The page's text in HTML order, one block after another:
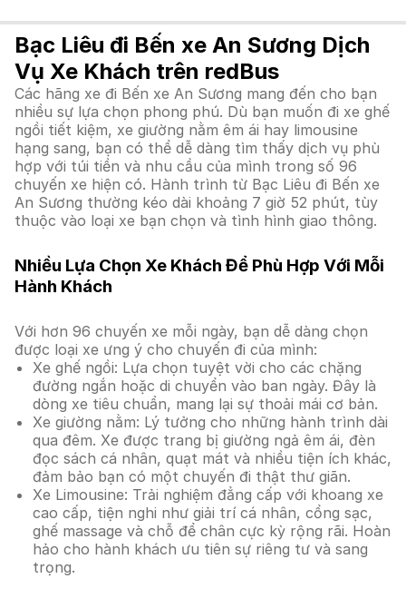
Bạc Liêu đi Bến xe An Sương Dịch
Vụ Xe Khách trên redBus
Các hãng xe đi Bến xe An Sương mang đến cho bạn
nhiều sự lựa chọn phong phú. Dù bạn muốn đi xe ghế
ngồi tiết kiệm, xe giường nằm êm ái hay limousine
hạng sang, bạn có thể dễ dàng tìm thấy dịch vụ phù
hợp với túi tiền và nhu cầu của mình trong số 96
chuyến xe hiện có. Hành trình từ Bạc Liêu đi Bến xe
An Sương thường kéo dài khoảng 7 giờ 52 phút, tùy
thuộc vào loại xe bạn chọn và tình hình giao thông.
Nhiều Lựa Chọn Xe Khách Để Phù Hợp Với Mỗi
Hành Khách
Với hơn 96 chuyến xe mỗi ngày, bạn dễ dàng chọn
được loại xe ưng ý cho chuyến đi của mình:
Xe ghế ngồi: Lựa chọn tuyệt vời cho các chặng
đường ngắn hoặc di chuyển vào ban ngày. Đây là
dòng xe tiêu chuẩn, mang lại sự thoải mái cơ bản.
Xe giường nằm: Lý tưởng cho những hành trình dài
qua đêm. Xe được trang bị giường ngả êm ái, đèn
đọc sách cá nhân, quạt mát và nhiều tiện ích khác,
đảm bảo bạn có một chuyến đi thật thư giãn.
Xe Limousine: Trải nghiệm đẳng cấp với khoang xe
cao cấp, tiện nghi như giải trí cá nhân, cổng sạc,
ghế massage và chỗ để chân cực kỳ rộng rãi. Hoàn
hảo cho hành khách ưu tiên sự riêng tư và sang
trọng.